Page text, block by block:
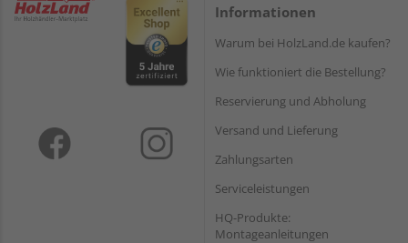
Informationen
Warum bei HolzLand.de kaufen?
Wie funktioniert die Bestellung?
Reservierung und Abholung
Versand und Lieferung
Zahlungsarten
Serviceleistungen
HQ-Produkte:
Montageanleitungen